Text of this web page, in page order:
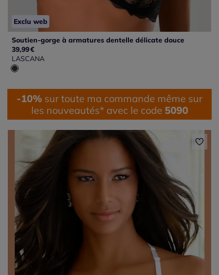
Exclu web
Soutien-gorge à armatures dentelle délicate douce
39,99€
LASCANA
-10% sur toute ma commande même sur
les nouveautés* avec le code 5090